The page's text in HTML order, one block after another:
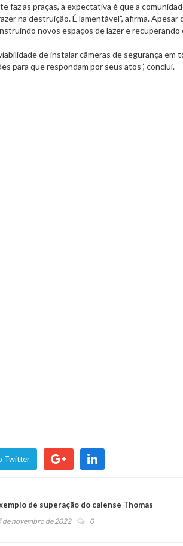
as praças, a expectativa é que a
na destruição. É lamentável”, afirma. Apesar
novos espaços de lazer e recuperando
de instalar câmeras de segurança em
para que respondam por seus atos”, conclui.
Twitter
de superação do caiense Thomas
de novembro de 2022 0